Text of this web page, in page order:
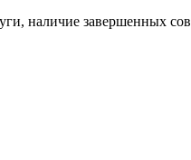
наличие завершенных